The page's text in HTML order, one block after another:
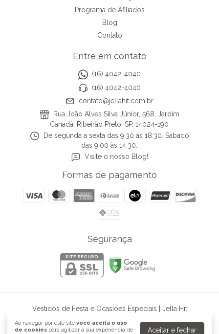
Ao navegar por este site você aceita o uso
de cookies para agilizar a sua experiência de
Aceitar e fechar
Programa de Afiliados
Blog
Contato
Entre em contato
(16) 4042-4040
(16) 4042-4040
contato@jellahit.com.br
Rua João Alves Silva Júnior, 568, Jardim
Canadá, Ribeirão Preto, SP, 14024-190
De segunda a sexta das 9:30 às 18:30. Sábado
das 9:00 às 14:30.
Visite o nosso Blog!
Formas de pagamento
Segurança
Vestidos de Festa e Ocasiões Especiais | Jella Hit